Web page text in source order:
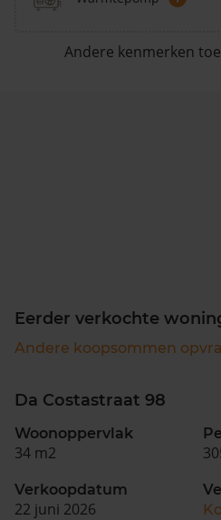
Andere kenmerken
Eerder verkochte
Andere koopsommen
Da Costastraat 98
Woonoppervlak
34 m2
Verkoopdatum
22 juni 2026